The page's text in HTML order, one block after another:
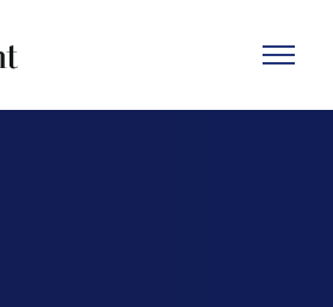
Primary
Menu